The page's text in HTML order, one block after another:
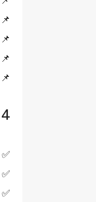
📌
📌
📌
📌
📌
4. الدول الأوروبية التي تقدم الجنسية بسهولة
✅
✅
✅